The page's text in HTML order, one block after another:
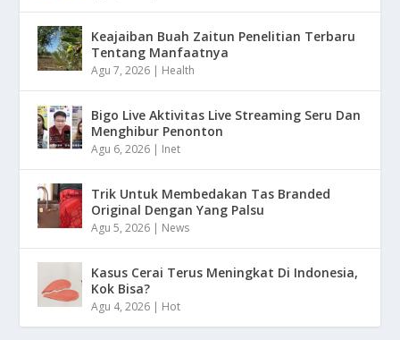
Keajaiban Buah Zaitun Penelitian Terbaru
Tentang Manfaatnya
Agu 7, 2026 | Health
Bigo Live Aktivitas Live Streaming Seru Dan
Menghibur Penonton
Agu 6, 2026 | Inet
Trik Untuk Membedakan Tas Branded
Original Dengan Yang Palsu
Agu 5, 2026 | News
Kasus Cerai Terus Meningkat Di Indonesia,
Kok Bisa?
Agu 4, 2026 | Hot